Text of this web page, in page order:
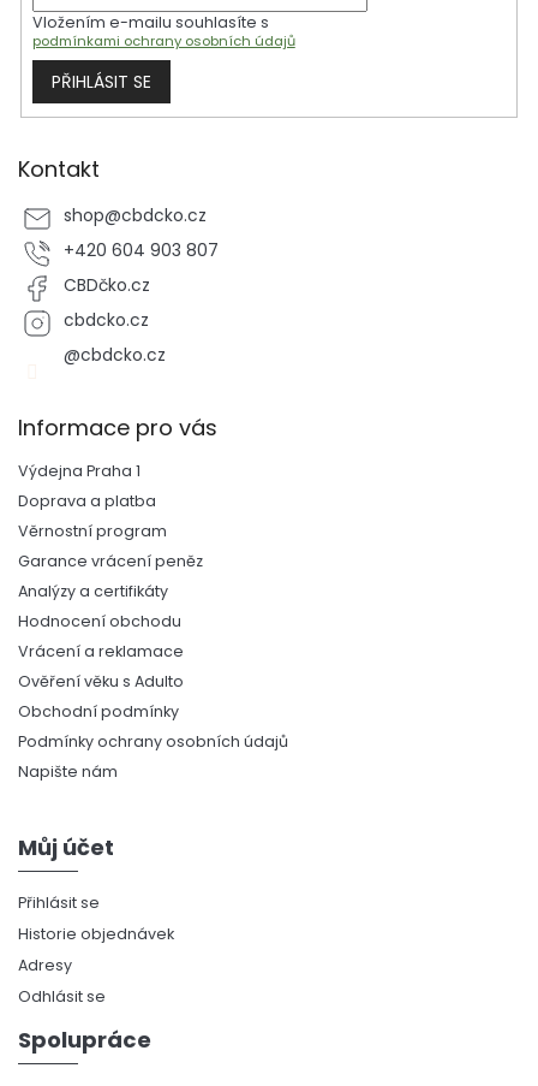
Vložením e-mailu souhlasíte s
podmínkami ochrany osobních údajů
PŘIHLÁSIT SE
Kontakt
shop@cbdcko.cz
+420 604 903 807
CBDčko.cz
cbdcko.cz
@cbdcko.cz
Informace pro vás
Výdejna Praha 1
Doprava a platba
Věrnostní program
Garance vrácení peněz
Analýzy a certifikáty
Hodnocení obchodu
Vrácení a reklamace
Ověření věku s Adulto
Obchodní podmínky
Podmínky ochrany osobních údajů
Napište nám
Můj účet
Přihlásit se
Historie objednávek
Adresy
Odhlásit se
Spolupráce